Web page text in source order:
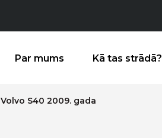
Par mums Kā tas strādā?
Volvo S40 2009. gada